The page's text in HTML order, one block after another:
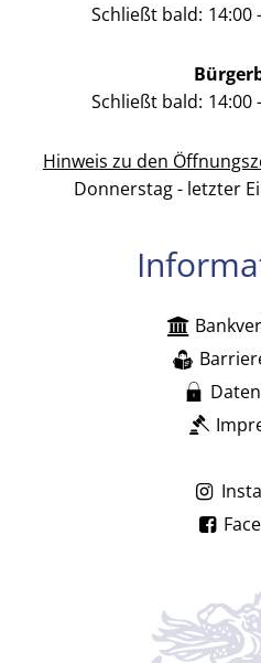
Klicken, um weitere
Schließt bald: 14:00-
Klicken, um weitere
Schließt bald: 14:00-
Hinweis zu den
Donnerstag - letzter